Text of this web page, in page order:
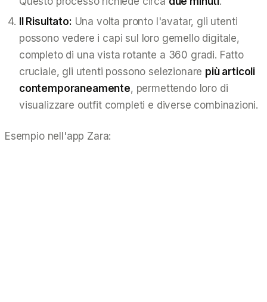
Il Risultato: Una volta pronto l'avatar, gli utenti
possono vedere i capi sul loro gemello digitale,
completo di una vista rotante a 360 gradi. Fatto
cruciale, gli utenti possono selezionare più articoli
contemporaneamente, permettendo loro di
visualizzare outfit completi e diverse combinazioni.
Esempio nell'app Zara: